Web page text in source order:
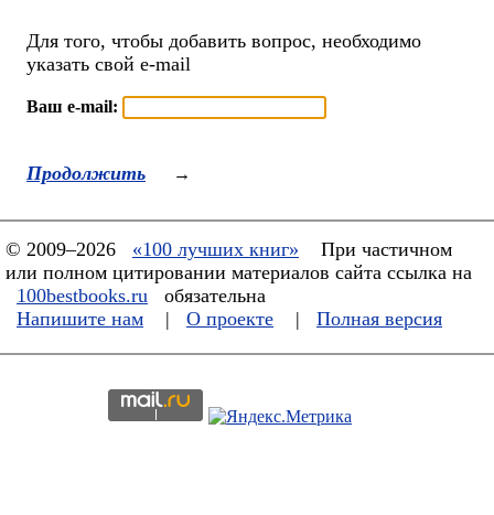
Для того, чтобы добавить вопрос, необходимо
указать свой e-mail
Ваш e-mail:
Продолжить →
© 2009–2026 «100 лучших книг»
При частичном
или полном цитировании материалов сайта ссылка на
100bestbooks.ru
обязательна
Напишите нам
| О проекте | Полная версия